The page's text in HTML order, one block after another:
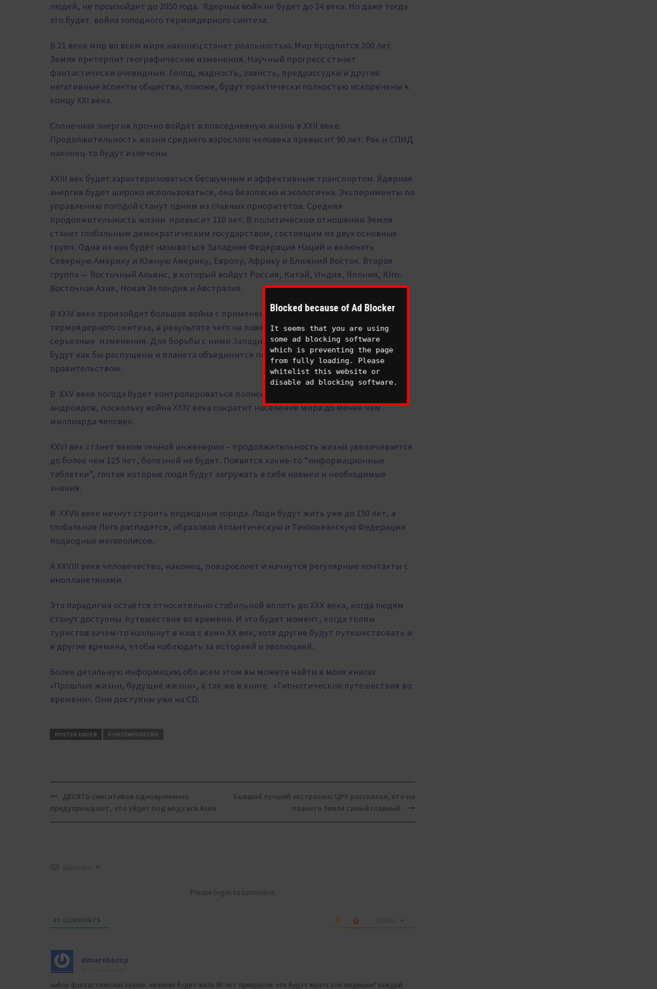
Blocked because of Ad Blocker
It seems that you are using
some ad blocking software
which is preventing the page
from fully loading. Please
whitelist this website or
disable ad blocking software.
людей, не произойдет до 2050 года. Ядерных войн не будет до 24 века. Но даже тогда
это будет война холодного термоядерного синтеза.
В 21 веке мир во всем мире наконец станет реальностью. Мир продлится 300 лет.
Земля претерпит географические изменения. Научный прогресс станет
фантастически очевидным. Голод, жадность, зависть, предрассудки и другие
негативные аспекты общества, похоже, будут практически полностью искоренены к
концу XXI века.
Солнечная энергия прочно войдёт в повседневную жизнь в XXII веке.
Продолжительность жизни среднего взрослого человека превысит 90 лет. Рак и СПИД
наконец-то будут излечены.
XXIII век будет характеризоваться бесшумным и эффективным транспортом. Ядерная
энергия будет широко использоваться, она безопасна и экологична. Эксперименты по
управлению погодой станут одним из главных приоритетов. Средняя
продолжительность жизни превысит 110 лет. В политическом отношении Земля
станет глобальным демократическим государством, состоящим из двух основных
групп. Одна из них будет называться Западная Федерация Наций и включать
Северную Америку и Южную Америку, Европу, Африку и Ближний Восток. Вторая
группа — Восточный Альянс, в который войдут Россия, Китай, Индия, Япония, Юго-
Восточная Азия, Новая Зеландия и Австралия.
В XXIV веке произойдет большая война с применением оружия на основе холодного
термоядерного синтеза, в результате чего на поверхности Земли произойдут
серьезные изменения. Для борьбы с ними Западная Федерация и Восточный Альянс
будут как бы распущены и планета объединится под единым мировым
правительством.
В XXV веке погода будет контролироваться полностью и будет очень много
андроидов, поскольку война XXIV века сократит население мира до менее чем
миллиарда человек.
XXVI век станет веком генной инженерии – продолжительность жизни увеличивается
до более чем 125 лет, болезней не будет. Появятся какие-то “информационные
таблетки”, глотая которые люди будут загружать в себя навыки и необходимые
знания.
В XXVII веке начнут строить подводные города. Люди будут жить уже до 150 лет, а
глобальная Лига распадется, образовав Атлантическую и Тихоокеанскую Федерации
подводных мегаполисов.
А XXVIII веке человечество, наконец, повзрослеет и начнутся регулярные контакты с
инопланетянами.
Эта парадигма остаётся относительно стабильной вплоть до XXX века, когда людям
станут доступны путешествия во времени. И это будет момент, когда толпы
туристов зачем-то нахлынут в наш с вами XX век, хотя другие будут путешествовать и
в другие времена, чтобы наблюдать за историей и эволюцией.
Более детальную информацию обо всем этом вы можете найти в моих книгах
«Прошлые жизни, будущие жизни», а так же в книге «Гипнотические путешествия во
времени». Они доступны уже на CD.
POSTED UNDER КОНСПИРОЛОГИЯ
Post
navigation
ДЕСЯТЬ сенситивов одновременно
предупреждают, что уйдет под воду вся Азия.
Бывший лучший экстрасенс ЦРУ рассказал, кто на
планете Земля самый главный.
Please login to comment
49 COMMENTS
dimarobocop
набор фантастических сказок. человек будет жить 90 лет. прекрасно. что будут жрать эти людишки? каждый